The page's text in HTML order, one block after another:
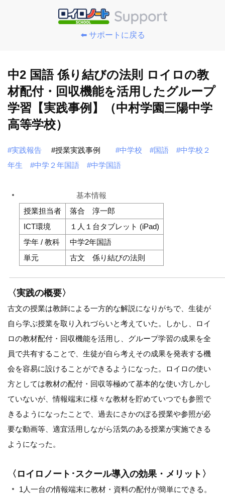
⬅️ サポートに戻る
中2 国語 係り結びの法則 ロイロの教
材配付・回収機能を活用したグループ
学習【実践事例】（中村学園三陽中学
高等学校）
#実践報告 #授業実践事例 #中学校 #国語
#中学校２
年生
#中学２年国語 #中学国語
基本情報
授業担当者
落合 淳一郎
ICT環境
１人１台タブレット (iPad)
学年 / 教科
中学2年国語
単元
古文 係り結びの法則
〈実践の概要〉
古文の授業は教師による一方的な解説になりがちで、生徒が
自ら学ぶ授業を取り入れづらいと考えていた。しかし、ロイ
ロの教材配付・回収機能を活用し、グループ学習の成果を全
員で共有することで、生徒が自ら考えその成果を発表する機
会を容易に設けることができるようになった。ロイロの使い
方としては教材の配付・回収等極めて基本的な使い方しかし
ていないが、情報端末に様々な教材を貯めていつでも参照で
きるようになったことで、過去にさかのぼる授業や参照が必
要な動画等、適宜活用しながら活気のある授業が実施できる
ようになった。
〈ロイロノート･スクール導入の効果・メリット〉
1人一台の情報端末に教材・資料の配付が簡単にできる。